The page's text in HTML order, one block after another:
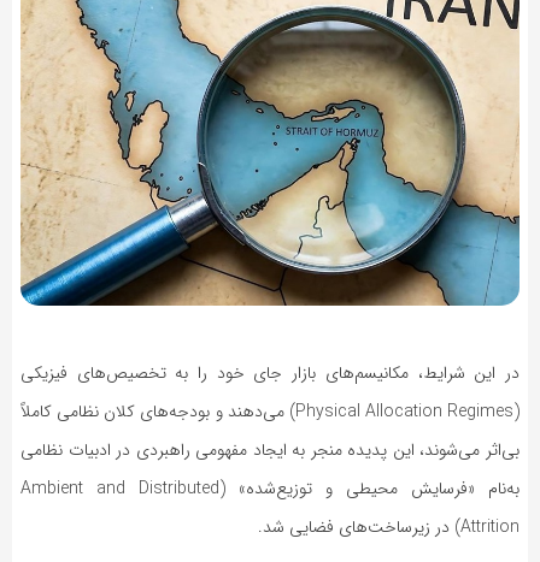
در این شرایط، مکانیسم‌های بازار جای خود را به تخصیص‌های فیزیکی
(Physical Allocation Regimes) می‌دهند و بودجه‌های کلان نظامی کاملاً
بی‌اثر می‌شوند، این پدیده منجر به ایجاد مفهومی راهبردی در ادبیات نظامی
به‌نام «فرسایش محیطی و توزیع‌شده» (Ambient and Distributed
Attrition) در زیرساخت‌های فضایی شد.